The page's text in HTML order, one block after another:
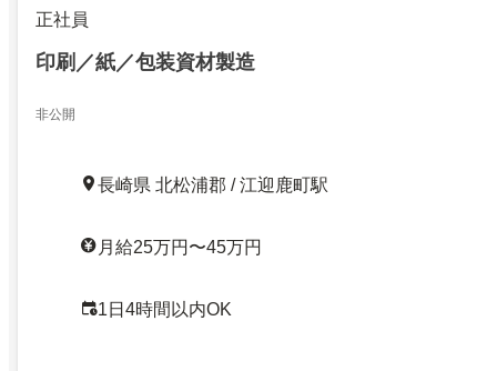
正社員
印刷／紙／包装資材製造
非公開
長崎県 北松浦郡 / 江迎鹿町駅
月給25万円〜45万円
1日4時間以内OK